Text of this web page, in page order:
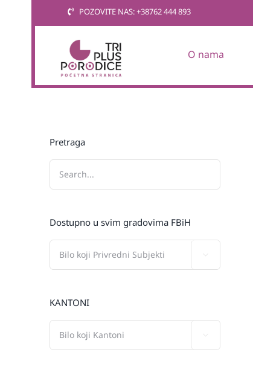
POZOVITE NAS: +38762 444 893
O nama
Pretraga
Dostupno u svim gradovima FBiH
KANTONI